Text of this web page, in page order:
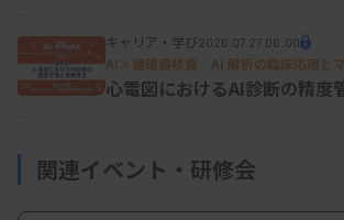
キャリア・学び2026.07.27 06:00
AI×循環器検査 AI 解析の臨床応用と
心電図におけるAI診断の精度
関連イベント・研修会